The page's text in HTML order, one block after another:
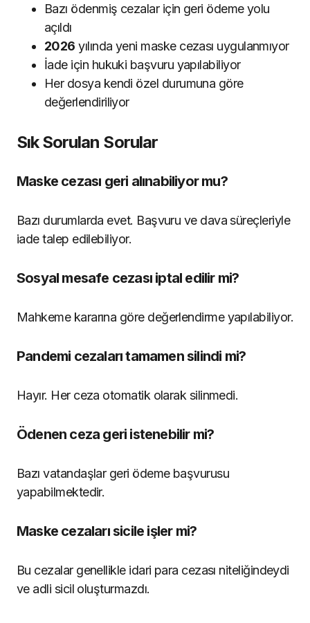
Bazı ödenmiş cezalar için geri ödeme yolu
açıldı
2026 yılında yeni maske cezası uygulanmıyor
İade için hukuki başvuru yapılabiliyor
Her dosya kendi özel durumuna göre
değerlendiriliyor
Sık Sorulan Sorular
Maske cezası geri alınabiliyor mu?
Bazı durumlarda evet. Başvuru ve dava süreçleriyle
iade talep edilebiliyor.
Sosyal mesafe cezası iptal edilir mi?
Mahkeme kararına göre değerlendirme yapılabiliyor.
Pandemi cezaları tamamen silindi mi?
Hayır. Her ceza otomatik olarak silinmedi.
Ödenen ceza geri istenebilir mi?
Bazı vatandaşlar geri ödeme başvurusu
yapabilmektedir.
Maske cezaları sicile işler mi?
Bu cezalar genellikle idari para cezası niteliğindeydi
ve adli sicil oluşturmazdı.